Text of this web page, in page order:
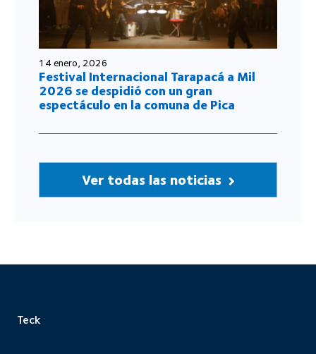
14 enero, 2026
Festival Internacional Tarapacá a Mil
2026 se despidió con un gran
espectáculo en la comuna de Pica
Ver todas las noticias
Teck